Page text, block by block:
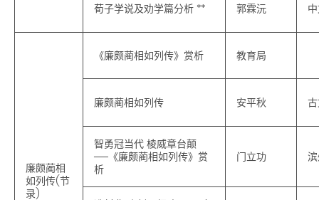
荀子学说及劝学篇分析 ** 郭霖沅
廉颇蔺相
如列传(节
录)
《廉颇蔺相如列传》赏析 教育局
廉颇蔺相如列传 安平秋
智勇冠当代 棱威章台颠
──《廉颇蔺相如列传》赏
析
门立功